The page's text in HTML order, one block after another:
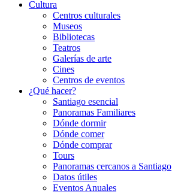
Cultura
Centros culturales
Museos
Bibliotecas
Teatros
Galerí­as de arte
Cines
Centros de eventos
¿Qué hacer?
Santiago esencial
Panoramas Familiares
Dónde dormir
Dónde comer
Dónde comprar
Tours
Panoramas cercanos a Santiago
Datos útiles
Eventos Anuales